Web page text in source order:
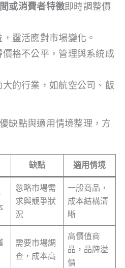
或消費者特徵即時調整價
靈活應對市場變化。
格不公平，管理與系統成
的行業，如航空公司、飯
缺點與適用情境整理，方
缺點 適用情境
忽略市場需
求與競爭狀
況
一般商品，
成本結構清
晰
需要市場調
查，成本高
高價值商
品，品牌溢
價